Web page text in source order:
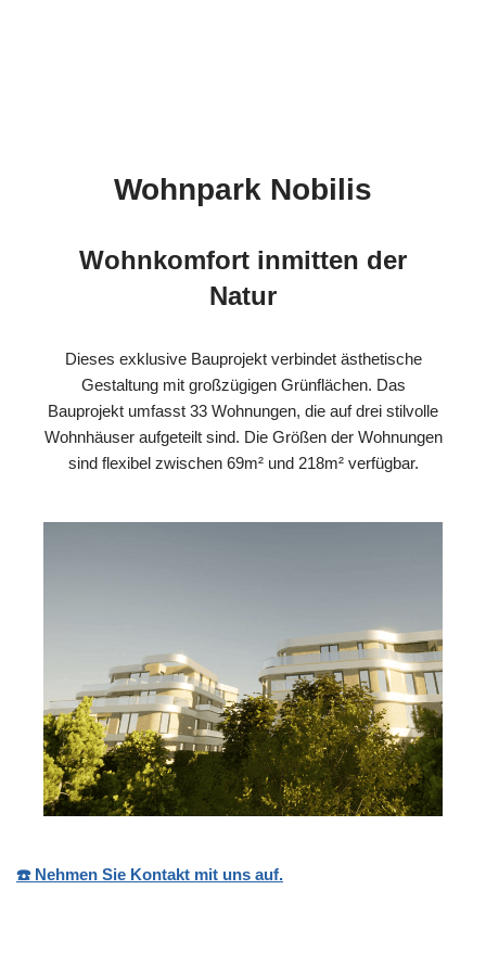
Wohnpark Nobilis
Wohnkomfort inmitten der
Natur
Dieses exklusive Bauprojekt verbindet ästhetische
Gestaltung mit großzügigen Grünflächen. Das
Bauprojekt umfasst 33 Wohnungen, die auf drei stilvolle
Wohnhäuser aufgeteilt sind. Die Größen der Wohnungen
sind flexibel zwischen 69m² und 218m² verfügbar.
☎️ Nehmen Sie Kontakt mit uns auf.